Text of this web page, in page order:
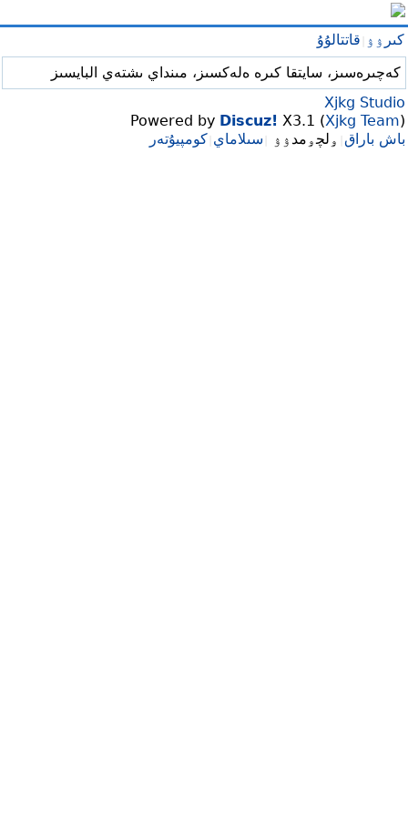
كىرۉۉ قاتتالۇۇ
كەچىرەسىز، سايتقا كىرە ەلەكسىز، مىنداي ىشتەي البايسىز
Xjkg Studio
Powered by Discuz! X3.1 (Xjkg Team)
باش باراق ۅلچۅمدۉۉ سىلاماي كومپيۇتەر